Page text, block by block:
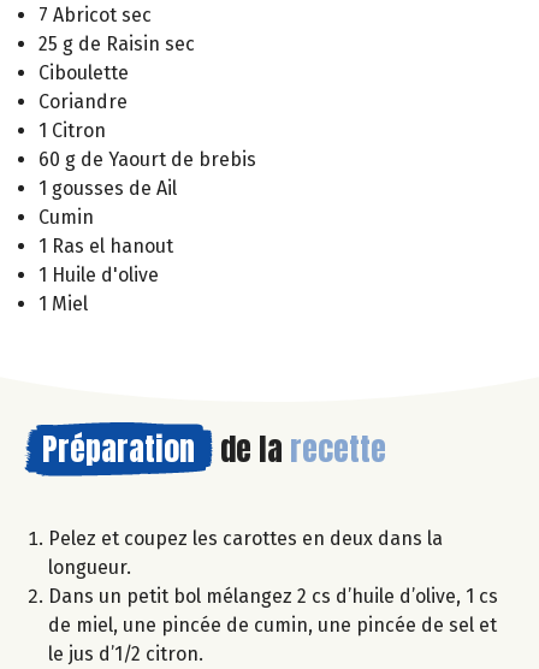
7 Abricot sec
25 g de Raisin sec
Ciboulette
Coriandre
1 Citron
60 g de Yaourt de brebis
1 gousses de Ail
Cumin
1 Ras el hanout
1 Huile d'olive
1 Miel
Préparation de la recette
Pelez et coupez les carottes en deux dans la
longueur.
Dans un petit bol mélangez 2 cs d’huile d’olive, 1 cs
de miel, une pincée de cumin, une pincée de sel et
le jus d’1/2 citron.